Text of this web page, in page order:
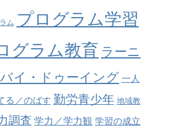
ム プログラム学習
グラム教育 ラーニ
イ・ドゥーイング 一人
る／のばす 勤労青少年 地域教
調査 学力／学力観 学習の成立